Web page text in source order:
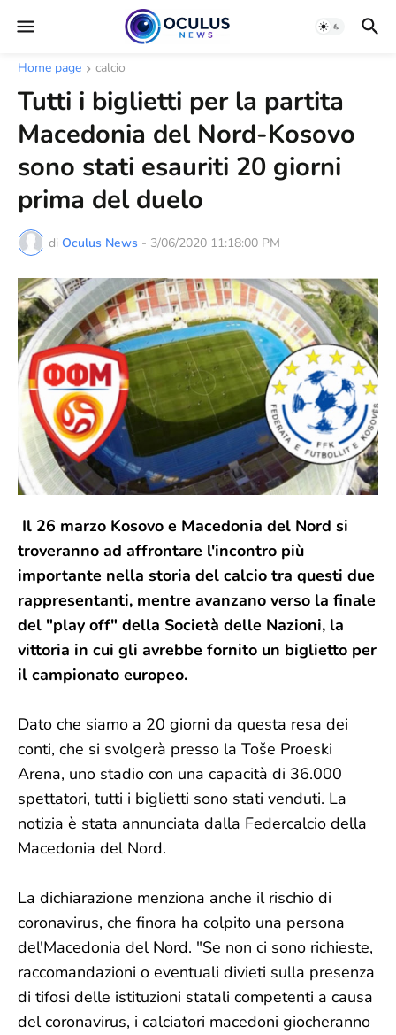
Home page calcio
Tutti i biglietti per la partita
Macedonia del Nord-Kosovo
sono stati esauriti 20 giorni
prima del duelo
di Oculus News - 3/06/2020 11:18:00 PM
Il 26 marzo Kosovo e Macedonia del Nord si
troveranno ad affrontare l'incontro più
importante nella storia del calcio tra questi due
rappresentanti, mentre avanzano verso la finale
del "play off" della Società delle Nazioni, la
vittoria in cui gli avrebbe fornito un biglietto per
il campionato europeo.
Dato che siamo a 20 giorni da questa resa dei
conti, che si svolgerà presso la Toše Proeski
Arena, uno stadio con una capacità di 36.000
spettatori, tutti i biglietti sono stati venduti. La
notizia è stata annunciata dalla Federcalcio della
Macedonia del Nord.
La dichiarazione menziona anche il rischio di
coronavirus, che finora ha colpito una persona
del'Macedonia del Nord. "Se non ci sono richieste,
raccomandazioni o eventuali divieti sulla presenza
di tifosi delle istituzioni statali competenti a causa
del coronavirus, i calciatori macedoni giocheranno